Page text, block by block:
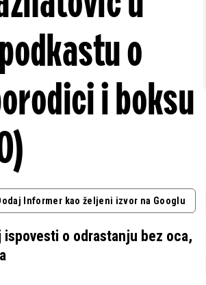
o
i boksu
Informer kao željeni izvor na Googlu
o odrastanju bez oca,